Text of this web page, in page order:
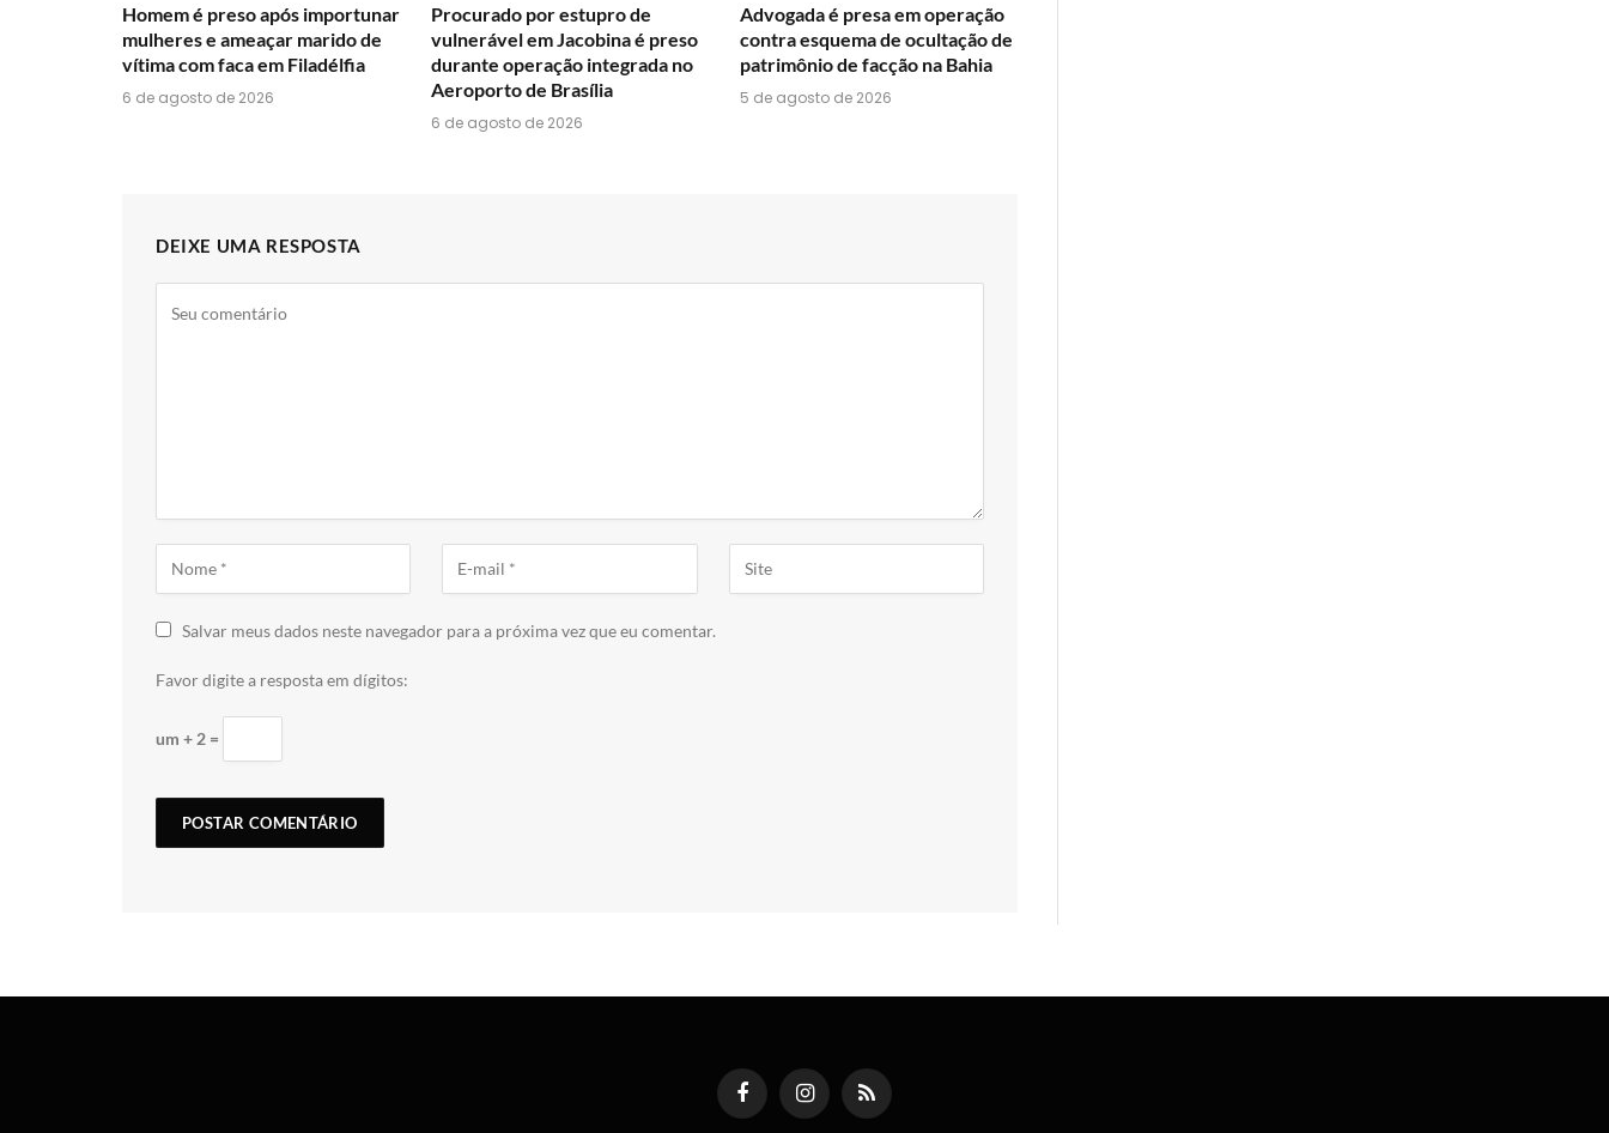
Homem é preso após importunar
mulheres e ameaçar marido de
vítima com faca em Filadélfia
6 de agosto de 2026
Procurado por estupro de
vulnerável em Jacobina é preso
durante operação integrada no
Aeroporto de Brasília
6 de agosto de 2026
Advogada é presa em operação
contra esquema de ocultação de
patrimônio de facção na Bahia
5 de agosto de 2026
DEIXE UMA RESPOSTA
Salvar meus dados neste navegador para a próxima vez que eu comentar.
Favor digite a resposta em dígitos:
um + 2 =
FacebookInstagramRSS